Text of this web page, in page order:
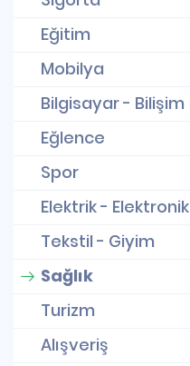
Eğitim
Mobilya
Bilgisayar - Bilişim
Eğlence
Spor
Elektrik - Elektronik
Tekstil - Giyim
Sağlık
Turizm
Alışveriş